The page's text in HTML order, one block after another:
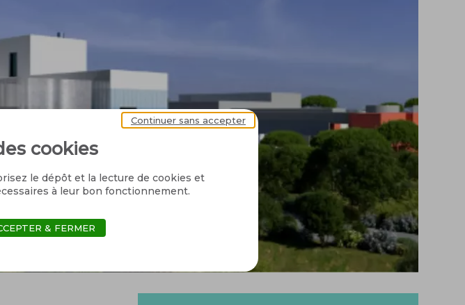
cookies
le dépôt et la lecture de cookies et
à leur bon fonctionnement.
Continuer sans accepter
& FERMER